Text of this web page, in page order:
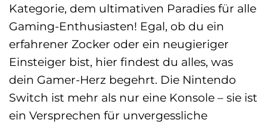
Kategorie, dem ultimativen Paradies für alle
Gaming-Enthusiasten! Egal, ob du ein
erfahrener Zocker oder ein neugieriger
Einsteiger bist, hier findest du alles, was
dein Gamer-Herz begehrt. Die Nintendo
Switch ist mehr als nur eine Konsole – sie ist
ein Versprechen für unvergessliche